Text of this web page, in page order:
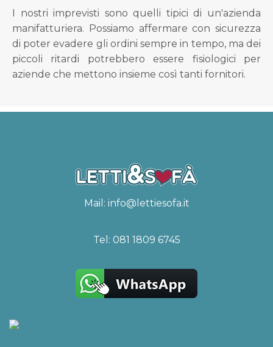
I nostri imprevisti sono quelli tipici di un'azienda
manifatturiera. Possiamo affermare con sicurezza
di poter evadere gli ordini sempre in tempo, ma dei
piccoli ritardi potrebbero essere fisiologici per
aziende che mettono insieme così tanti fornitori.
Mail: info@lettiesofa.it
Tel: 081 1809 6745